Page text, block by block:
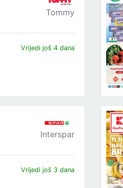
Tommy
Vrijedi još 4 dana
Interspar
Vrijedi još 3 dana